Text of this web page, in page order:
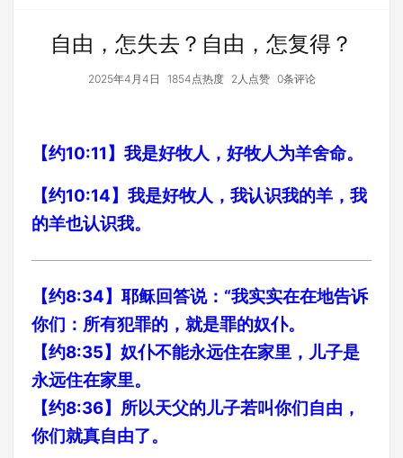
自由，怎失去？自由，怎复得？
2025年4月4日 1854点热度 2人点赞 0条评论
【约10:11】我是好牧人，好牧人为羊舍命。
【约10:14】我是好牧人，我认识我的羊，我
的羊也认识我。
【约8:34】耶稣回答说：“我实实在在地告诉
你们：所有犯罪的，就是罪的奴仆。
【约8:35】奴仆不能永远住在家里，儿子是
永远住在家里。
【约8:36】所以天父的儿子若叫你们自由，
你们就真自由了。